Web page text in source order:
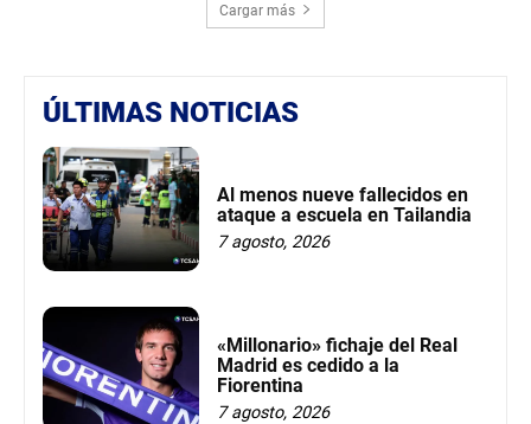
Cargar más
ÚLTIMAS NOTICIAS
Al menos nueve fallecidos en
ataque a escuela en Tailandia
7 agosto, 2026
«Millonario» fichaje del Real
Madrid es cedido a la
Fiorentina
7 agosto, 2026